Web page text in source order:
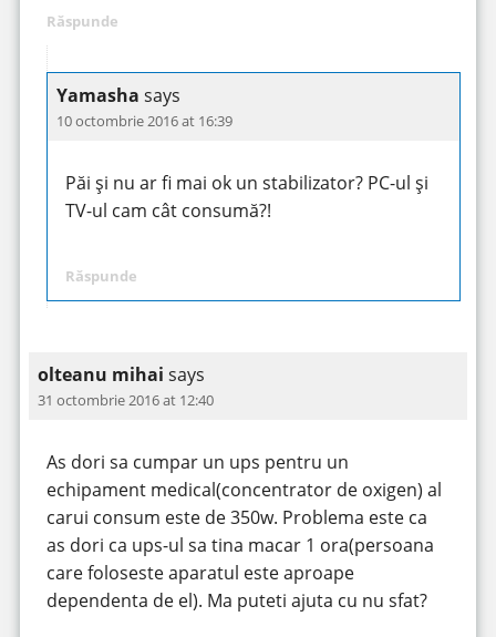
Răspunde
Yamasha says
10 octombrie 2016 at 16:39
Păi și nu ar fi mai ok un stabilizator? PC-ul și
TV-ul cam cât consumă?!
Răspunde
olteanu mihai says
31 octombrie 2016 at 12:40
As dori sa cumpar un ups pentru un
echipament medical(concentrator de oxigen) al
carui consum este de 350w. Problema este ca
as dori ca ups-ul sa tina macar 1 ora(persoana
care foloseste aparatul este aproape
dependenta de el). Ma puteti ajuta cu nu sfat?